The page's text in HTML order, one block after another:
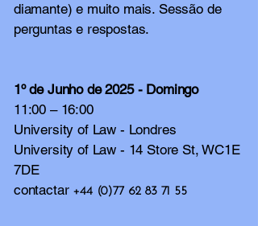
diamante) e muito mais. Sessão de
perguntas e respostas.
1º de Junho de 2025 - Domingo
11:00 – 16:00
University of Law - Londres
University of Law - 14 Store St, WC1E
7DE
contactar +44 (0)77 62 83 71 55